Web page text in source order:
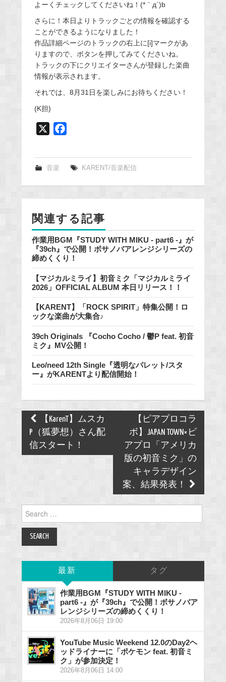
よーくチェックしてくださいね！(*｀д´)b
さらに！本日よりトラックごとの情報を確認する
ことができるようになりました！
作品詳細ページのトラックの右上に[i]マークがあ
りますので、ボタンを押してみてくださいね。
トラックの下にクリエイターさんが登録した楽曲
情報が表示されます。
それでは、8月31日を楽しみにお待ちください！
(K担)
e
k
音楽 KARENT/音楽配信
関連する記事
作業用BGM『STUDY WITH MIKU - part6 -』が
『39ch』で公開！ボサノバアレンジシリーズの
締めくくり！
【マジカルミライ】初音ミク「マジカルミライ
2026」OFFICIAL ALBUM 本日リリース！！
【KARENT】「ROCK SPIRIT」特集公開！ロ
ックな楽曲が大集合♪
39ch Originals 『Cocho Cocho / 鬱P feat. 初音
ミク』MV公開！
Leo/need 12th Single『透明なパレット/スタ
ー』がKARENTより配信開始！
Post
navigation
【KarenT】ムスカ
P（狐夢想）さん配
信スタート！
【ピアプロコラ
ボ】JAPAN TOWN×ピ
アプロ「アメリカ
版の初音ミク」の
キャラデザイン
案、結果発表！
for:
最新 タグ
作業用BGM『STUDY WITH MIKU -
part6 -』が『39ch』で公開！ボサノバア
レンジシリーズの締めくくり！
2026年8月06日 19:00
YouTube Music Weekend 12.0のDay2ヘ
ッドライナーに「ポケモン feat. 初音ミ
ク」が参加決定！
2026年8月06日 14:00